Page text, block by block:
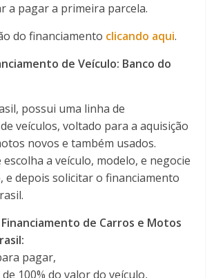
a pagar a primeira parcela.
do financiamento clicando aqui.
de Veículo: Banco do
possui uma linha de
veículos, voltado para a aquisição
novos e também usados.
a veículo, modelo, e negocie
e depois solicitar o financiamento
de Carros e Motos
pagar,
100% do valor do veículo,